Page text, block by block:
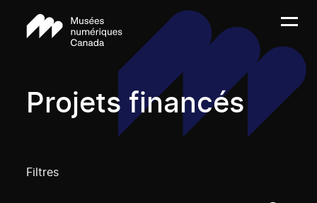
Projets financés
Filtres